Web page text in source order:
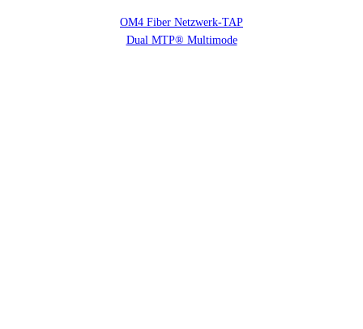
OM4 Fiber Netzwerk-TAP
Dual MTP® Multimode